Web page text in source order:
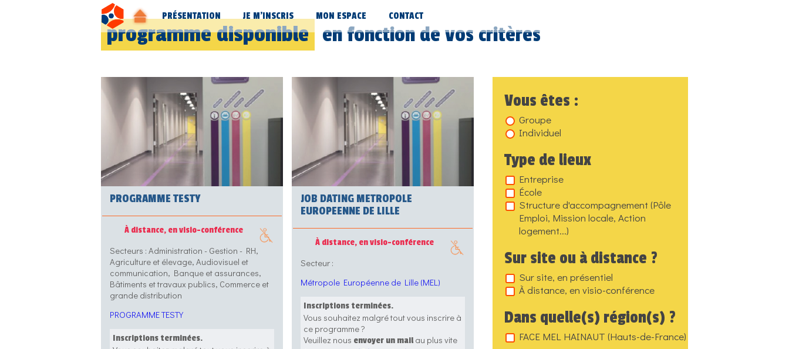
PRÉSENTATION JE M’INSCRIS MON ESPACE CONTACT
programmedisponible en fonction de vos critères
Vous êtes :
Groupe
Individuel
Type de lieux
Entreprise
École
Structure d'accompagnement (Pôle
Emploi, Mission locale, Action
logement...)
Sur site ou à distance ?
Sur site, en présentiel
À distance, en visio-conférence
Dans quelle(s) région(s) ?
FACE MEL HAINAUT (Hauts-de-France)
PROGRAMME TESTY
À distance, en visio-conférence
Secteurs : Administration - Gestion - RH,
Agriculture et élevage, Audiovisuel et
communication, Banque et assurances,
Bâtiments et travaux publics, Commerce et
grande distribution
PROGRAMME TESTY
Inscriptions terminées.
JOB DATING METROPOLE
EUROPEENNE DE LILLE
À distance, en visio-conférence
Secteur :
Métropole Européenne de Lille (MEL)
Inscriptions terminées.
Vous souhaitez malgré tout vous inscrire à
ce programme ?
Veuillez nous envoyer un mail au plus vite